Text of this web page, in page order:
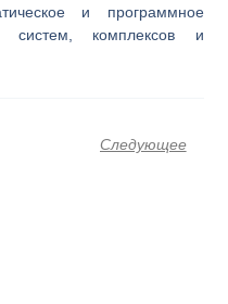
и программное
систем, комплексов и
Следующее